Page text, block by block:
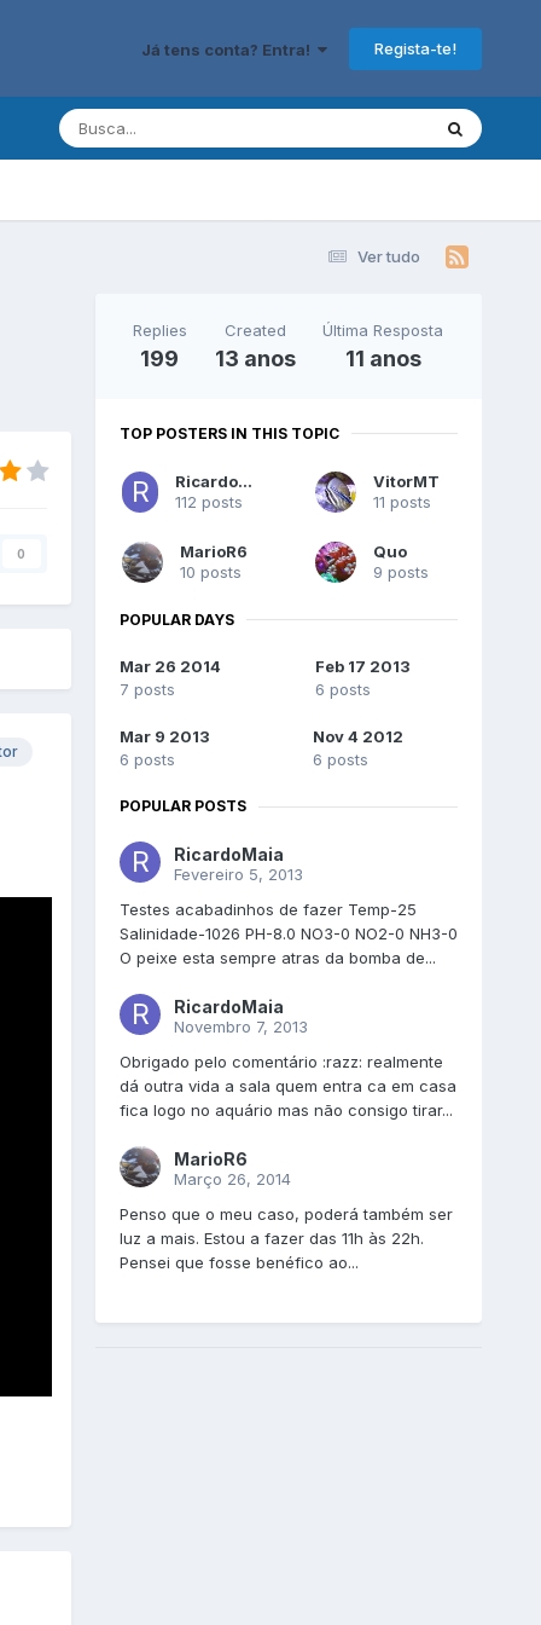
Já tens conta? Entra! Regista-te!
Ver tudo
0
Replies
199
Created
13 anos
Última Resposta
11 anos
TOP POSTERS IN THIS TOPIC
RicardoMaia
112 posts
VitorMT
11 posts
MarioR6
10 posts
Quo
9 posts
POPULAR DAYS
Mar 26 2014
7 posts
Feb 17 2013
6 posts
Mar 9 2013
6 posts
Nov 4 2012
6 posts
POPULAR POSTS
RicardoMaia
Fevereiro 5, 2013
Testes acabadinhos de fazer Temp-25
Salinidade-1026 PH-8.0 NO3-0 NO2-0 NH3-0
O peixe esta sempre atras da bomba de...
RicardoMaia
Novembro 7, 2013
Obrigado pelo comentário :razz: realmente
dá outra vida a sala quem entra ca em casa
fica logo no aquário mas não consigo tirar...
MarioR6
Março 26, 2014
Penso que o meu caso, poderá também ser
luz a mais. Estou a fazer das 11h às 22h.
Pensei que fosse benéfico ao...